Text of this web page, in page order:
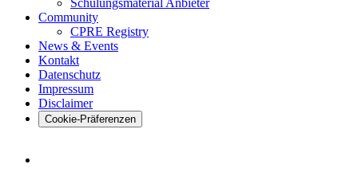
Community
CPRE Registry
News & Events
Kontakt
Datenschutz
Impressum
Disclaimer
Cookie-Präferenzen